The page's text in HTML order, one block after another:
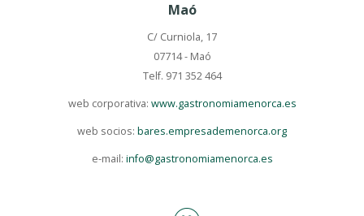
Maó
C/ Curniola, 17
07714 - Maó
Telf. 971 352 464
web corporativa: www.gastronomiamenorca.es
web socios: bares.empresademenorca.org
e-mail: info@gastronomiamenorca.es